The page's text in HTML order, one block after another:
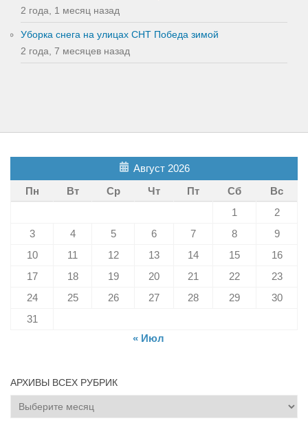
2 года, 1 месяц назад
Уборка снега на улицах СНТ Победа зимой
2 года, 7 месяцев назад
Август 2026
Пн
Вт Ср Чт Пт Сб
Вс
1
2
3
4 5 6 7 8
9
10
11 12 13 14 15
16
17
18 19 20 21 22
23
24
25 26 27 28 29
30
31
« Июл
АРХИВЫ ВСЕХ РУБРИК
Архивы
всех